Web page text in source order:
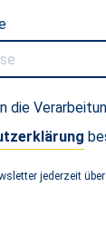
die
jederzeit